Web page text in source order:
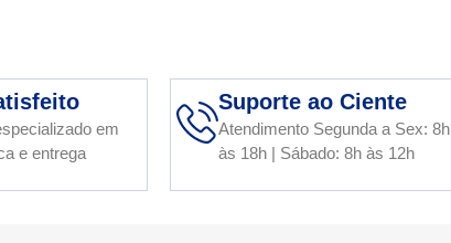
em
e entrega
Suporte ao Ciente
Atendimento Segunda a Sex: 8h
às 18h | Sábado: 8h às 12h